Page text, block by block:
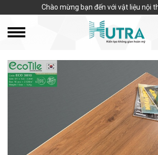
Chào mừng bạn đến với vật liệu nội